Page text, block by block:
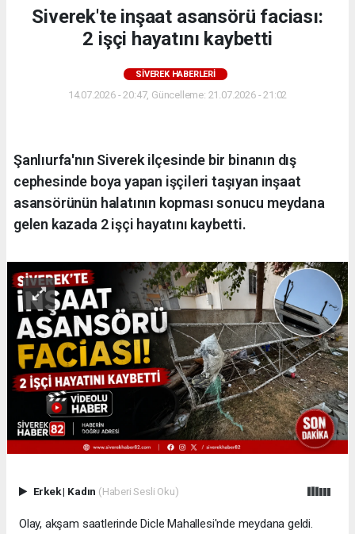
Siverek'te inşaat asansörü faciası:
2 işçi hayatını kaybetti
SIVEREK HABERLERI
14.07.2026 - 20:47, Güncelleme: 21.07.2026 - 21:02
Şanlıurfa'nın Siverek ilçesinde bir binanın dış
cephesinde boya yapan işçileri taşıyan inşaat
asansörünün halatının kopması sonucu meydana
gelen kazada 2 işçi hayatını kaybetti.
Erkek| Kadın (Haberi Sesli Oku)
Olay, akşam saatlerinde Dicle Mahallesi'nde meydana geldi.